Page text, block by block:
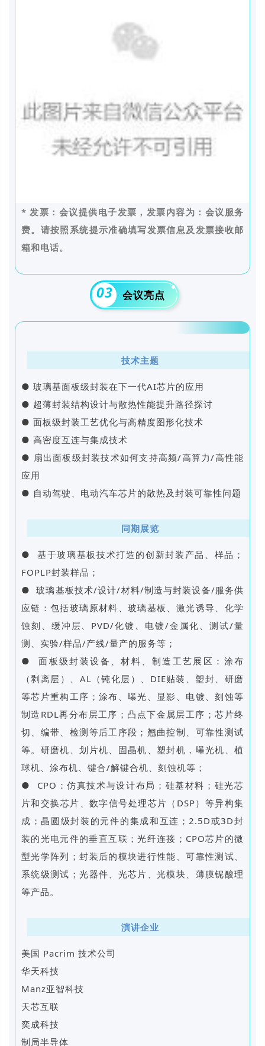
* 发票：会议提供电子发票，发票内容为：会议服务
费。请按照系统提示准确填写发票信息及发票接收邮
箱和电话。
03 会议亮点
技术主题
● 玻璃基面板级封装在下一代AI芯片的应用
● 超薄封装结构设计与散热性能提升路径探讨
● 面板级封装工艺优化与高精度图形化技术
● 高密度互连与集成技术
● 扇出面板级封装技术如何支持高频/高算力/高性能
应用
● 自动驾驶、电动汽车芯片的散热及封装可靠性问题
同期展览
● 基于玻璃基板技术打造的创新封装产品、样品；
FOPLP封装样品；
● 玻璃基板技术/设计/材料/制造与封装设备/服务供
应链：包括玻璃原材料、玻璃基板、激光诱导、化学
蚀刻、缓冲层、PVD/化镀、电镀/金属化、测试/量
测、实验/样品/产线/量产的服务等；
● 面板级封装设备、材料、制造工艺展区：涂布
（剥离层）、AL（钝化层）、DIE贴装、塑封、研磨
等芯片重构工序；涂布、曝光、显影、电镀、刻蚀等
制造RDL再分布层工序；凸点下金属层工序；芯片终
切、编带、检测等后工序段；翘曲控制、可靠性测试
等。研磨机、划片机、固晶机、塑封机，曝光机、植
球机、涂布机、键合/解键合机、刻蚀机等；
● CPO：仿真技术与设计布局；硅基材料；硅光芯
片和交换芯片、数字信号处理芯片（DSP）等异构集
成；晶圆级封装的元件的集成和互连；2.5D或3D封
装的光电元件的垂直互联；光纤连接；CPO芯片的微
型光学阵列；封装后的模块进行性能、可靠性测试、
系统级测试；光器件、光芯片、光模块、薄膜铌酸理
等产品。
演讲企业
美国 Pacrim 技术公司
华天科技
Manz亚智科技
天芯互联
奕成科技
制局半导体